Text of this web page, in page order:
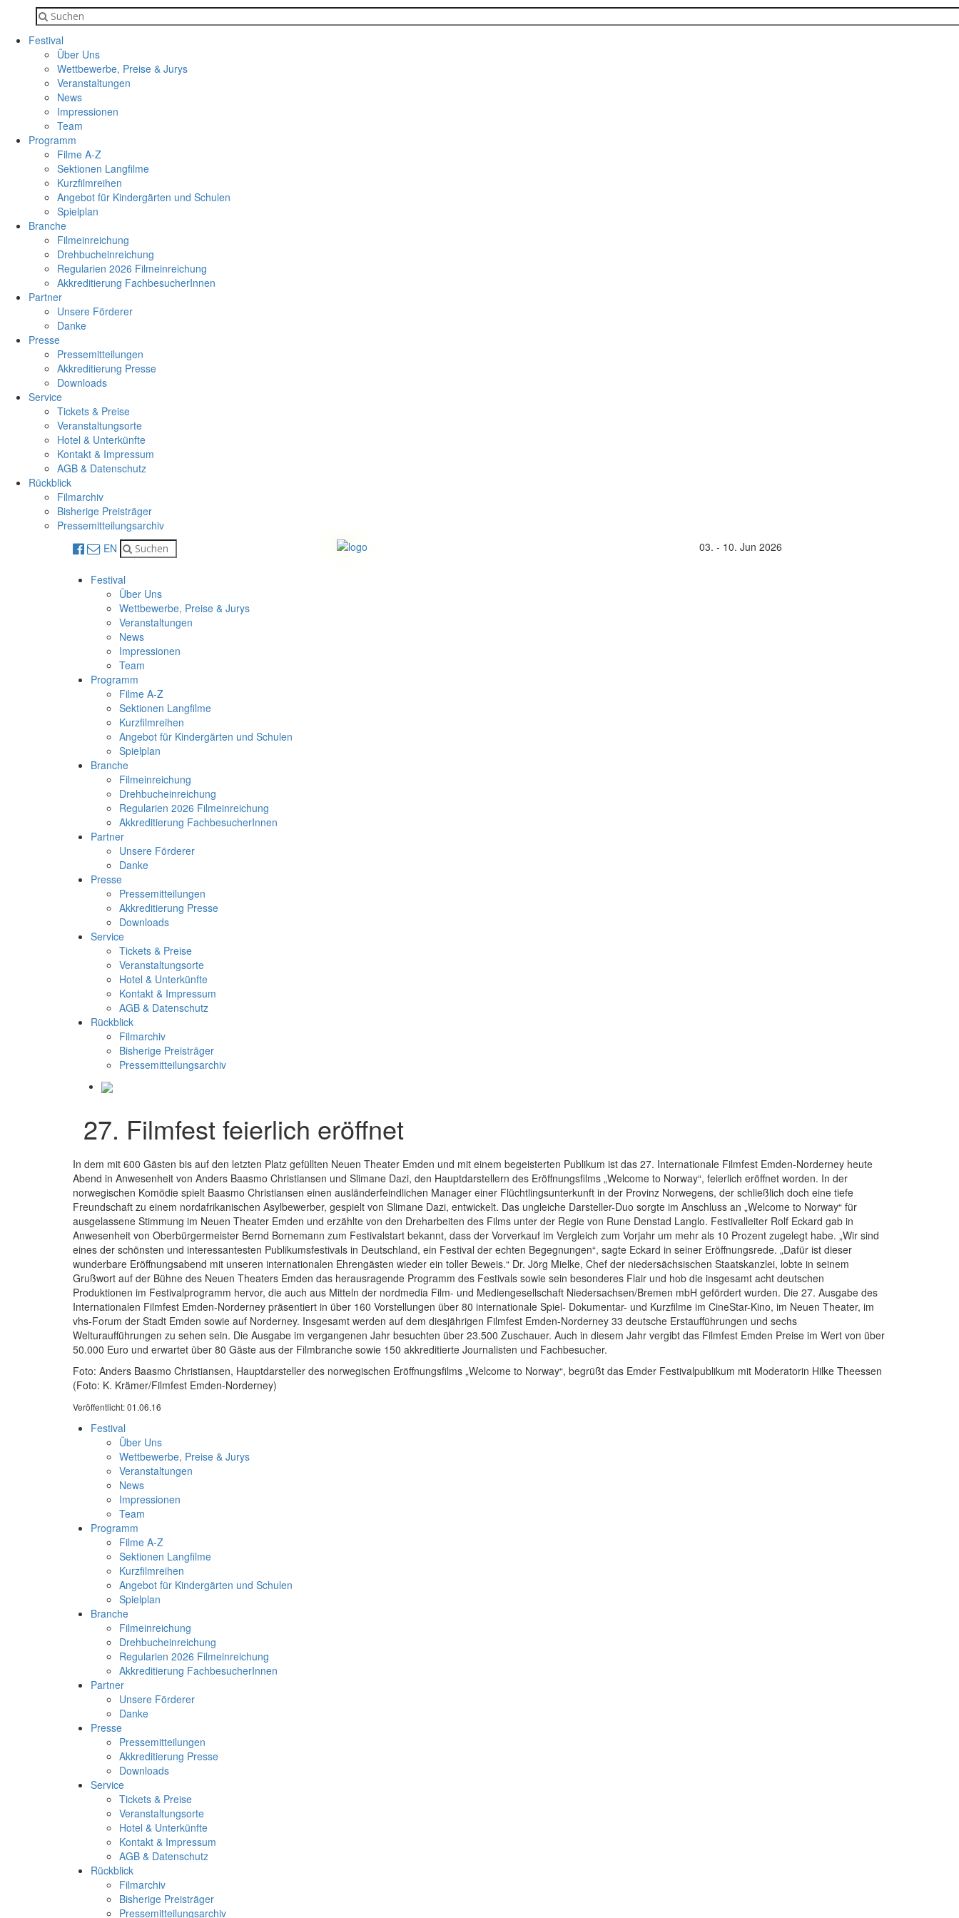
Festival
Über Uns
Wettbewerbe, Preise & Jurys
Veranstaltungen
News
Impressionen
Team
Programm
Filme A-Z
Sektionen Langfilme
Kurzfilmreihen
Angebot für Kindergärten und Schulen
Spielplan
Branche
Filmeinreichung
Drehbucheinreichung
Regularien 2026 Filmeinreichung
Akkreditierung FachbesucherInnen
Partner
Unsere Förderer
Danke
Presse
Pressemitteilungen
Akkreditierung Presse
Downloads
Service
Tickets & Preise
Veranstaltungsorte
Hotel & Unterkünfte
Kontakt & Impressum
AGB & Datenschutz
Rückblick
Filmarchiv
Bisherige Preisträger
Pressemitteilungsarchiv
EN
03. - 10. Jun 2026
Festival
Über Uns
Wettbewerbe, Preise & Jurys
Veranstaltungen
News
Impressionen
Team
Programm
Filme A-Z
Sektionen Langfilme
Kurzfilmreihen
Angebot für Kindergärten und Schulen
Spielplan
Branche
Filmeinreichung
Drehbucheinreichung
Regularien 2026 Filmeinreichung
Akkreditierung FachbesucherInnen
Partner
Unsere Förderer
Danke
Presse
Pressemitteilungen
Akkreditierung Presse
Downloads
Service
Tickets & Preise
Veranstaltungsorte
Hotel & Unterkünfte
Kontakt & Impressum
AGB & Datenschutz
Rückblick
Filmarchiv
Bisherige Preisträger
Pressemitteilungsarchiv
27. Filmfest feierlich eröffnet
In dem mit 600 Gästen bis auf den letzten Platz gefüllten Neuen Theater Emden und mit einem begeisterten Publikum ist das 27. Internationale Filmfest Emden-Norderney heute
Abend in Anwesenheit von Anders Baasmo Christiansen und Slimane Dazi, den Hauptdarstellern des Eröffnungsfilms „Welcome to Norway“, feierlich eröffnet worden. In der
norwegischen Komödie spielt Baasmo Christiansen einen ausländerfeindlichen Manager einer Flüchtlingsunterkunft in der Provinz Norwegens, der schließlich doch eine tiefe
Freundschaft zu einem nordafrikanischen Asylbewerber, gespielt von Slimane Dazi, entwickelt. Das ungleiche Darsteller-Duo sorgte im Anschluss an „Welcome to Norway“ für
ausgelassene Stimmung im Neuen Theater Emden und erzählte von den Dreharbeiten des Films unter der Regie von Rune Denstad Langlo. Festivalleiter Rolf Eckard gab in
Anwesenheit von Oberbürgermeister Bernd Bornemann zum Festivalstart bekannt, dass der Vorverkauf im Vergleich zum Vorjahr um mehr als 10 Prozent zugelegt habe. „Wir sind
eines der schönsten und interessantesten Publikumsfestivals in Deutschland, ein Festival der echten Begegnungen“, sagte Eckard in seiner Eröffnungsrede. „Dafür ist dieser
wunderbare Eröffnungsabend mit unseren internationalen Ehrengästen wieder ein toller Beweis.“ Dr. Jörg Mielke, Chef der niedersächsischen Staatskanzlei, lobte in seinem
Grußwort auf der Bühne des Neuen Theaters Emden das herausragende Programm des Festivals sowie sein besonderes Flair und hob die insgesamt acht deutschen
Produktionen im Festivalprogramm hervor, die auch aus Mitteln der nordmedia Film- und Mediengesellschaft Niedersachsen/Bremen mbH gefördert wurden. Die 27. Ausgabe des
Internationalen Filmfest Emden-Norderney präsentiert in über 160 Vorstellungen über 80 internationale Spiel- Dokumentar- und Kurzfilme im CineStar-Kino, im Neuen Theater, im
vhs-Forum der Stadt Emden sowie auf Norderney. Insgesamt werden auf dem diesjährigen Filmfest Emden-Norderney 33 deutsche Erstaufführungen und sechs
Welturaufführungen zu sehen sein. Die Ausgabe im vergangenen Jahr besuchten über 23.500 Zuschauer. Auch in diesem Jahr vergibt das Filmfest Emden Preise im Wert von über
50.000 Euro und erwartet über 80 Gäste aus der Filmbranche sowie 150 akkreditierte Journalisten und Fachbesucher.
Foto: Anders Baasmo Christiansen, Hauptdarsteller des norwegischen Eröffnungsfilms „Welcome to Norway“, begrüßt das Emder Festivalpublikum mit Moderatorin Hilke Theessen
(Foto: K. Krämer/Filmfest Emden-Norderney)
Veröffentlicht: 01.06.16
Festival
Über Uns
Wettbewerbe, Preise & Jurys
Veranstaltungen
News
Impressionen
Team
Programm
Filme A-Z
Sektionen Langfilme
Kurzfilmreihen
Angebot für Kindergärten und Schulen
Spielplan
Branche
Filmeinreichung
Drehbucheinreichung
Regularien 2026 Filmeinreichung
Akkreditierung FachbesucherInnen
Partner
Unsere Förderer
Danke
Presse
Pressemitteilungen
Akkreditierung Presse
Downloads
Service
Tickets & Preise
Veranstaltungsorte
Hotel & Unterkünfte
Kontakt & Impressum
AGB & Datenschutz
Rückblick
Filmarchiv
Bisherige Preisträger
Pressemitteilungsarchiv